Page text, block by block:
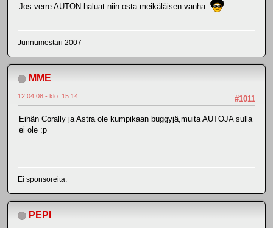
Jos verre AUTON haluat niin osta meikäläisen vanha
Junnumestari 2007
MME
#1011
12.04.08 - klo: 15.14
Eihän Corally ja Astra ole kumpikaan buggyjä,muita AUTOJA sulla
ei ole :p
Ei sponsoreita.
PEPI